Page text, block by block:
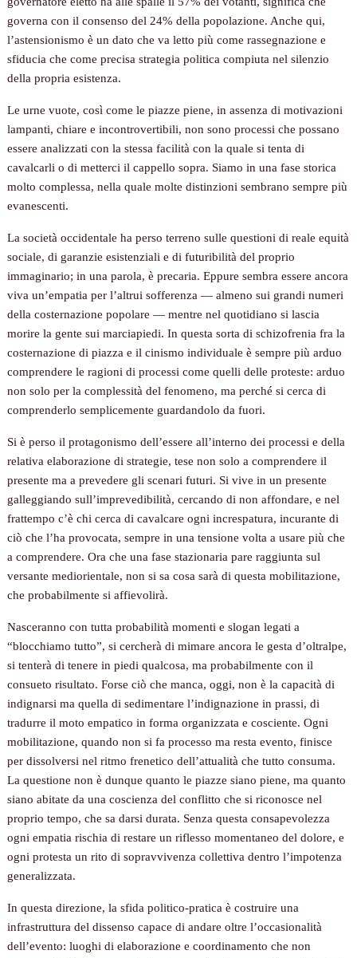
governa con il consenso del 24% della popolazione. Anche qui,
l’astensionismo è un dato che va letto più come rassegnazione e
sfiducia che come precisa strategia politica compiuta nel silenzio
della propria esistenza.
Le urne vuote, così come le piazze piene, in assenza di motivazioni
lampanti, chiare e incontrovertibili, non sono processi che possano
essere analizzati con la stessa facilità con la quale si tenta di
cavalcarli o di metterci il cappello sopra. Siamo in una fase storica
molto complessa, nella quale molte distinzioni sembrano sempre più
evanescenti.
La società occidentale ha perso terreno sulle questioni di reale equità
sociale, di garanzie esistenziali e di futuribilità del proprio
immaginario; in una parola, è precaria. Eppure sembra essere ancora
viva un’empatia per l’altrui sofferenza — almeno sui grandi numeri
della costernazione popolare — mentre nel quotidiano si lascia
morire la gente sui marciapiedi. In questa sorta di schizofrenia fra la
costernazione di piazza e il cinismo individuale è sempre più arduo
comprendere le ragioni di processi come quelli delle proteste: arduo
non solo per la complessità del fenomeno, ma perché si cerca di
comprenderlo semplicemente guardandolo da fuori.
Si è perso il protagonismo dell’essere all’interno dei processi e della
relativa elaborazione di strategie, tese non solo a comprendere il
presente ma a prevedere gli scenari futuri. Si vive in un presente
galleggiando sull’imprevedibilità, cercando di non affondare, e nel
frattempo c’è chi cerca di cavalcare ogni increspatura, incurante di
ciò che l’ha provocata, sempre in una tensione volta a usare più che
a comprendere. Ora che una fase stazionaria pare raggiunta sul
versante mediorientale, non si sa cosa sarà di questa mobilitazione,
che probabilmente si affievolirà.
Nasceranno con tutta probabilità momenti e slogan legati a
“blocchiamo tutto”, si cercherà di mimare ancora le gesta d’oltralpe,
si tenterà di tenere in piedi qualcosa, ma probabilmente con il
consueto risultato. Forse ciò che manca, oggi, non è la capacità di
indignarsi ma quella di sedimentare l’indignazione in prassi, di
tradurre il moto empatico in forma organizzata e cosciente. Ogni
mobilitazione, quando non si fa processo ma resta evento, finisce
per dissolversi nel ritmo frenetico dell’attualità che tutto consuma.
La questione non è dunque quanto le piazze siano piene, ma quanto
siano abitate da una coscienza del conflitto che si riconosce nel
proprio tempo, che sa darsi durata. Senza questa consapevolezza
ogni empatia rischia di restare un riflesso momentaneo del dolore, e
ogni protesta un rito di sopravvivenza collettiva dentro l’impotenza
generalizzata.
In questa direzione, la sfida politico-pratica è costruire una
infrastruttura del dissenso capace di andare oltre l’occasionalità
dell’evento: luoghi di elaborazione e coordinamento che non